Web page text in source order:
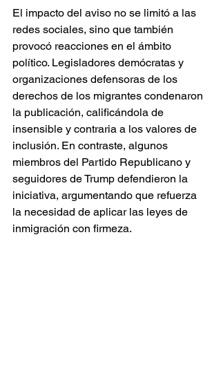
El impacto del aviso no se limitó a las
redes sociales, sino que también
provocó reacciones en el ámbito
político. Legisladores demócratas y
organizaciones defensoras de los
derechos de los migrantes condenaron
la publicación, calificándola de
insensible y contraria a los valores de
inclusión. En contraste, algunos
miembros del Partido Republicano y
seguidores de Trump defendieron la
iniciativa, argumentando que refuerza
la necesidad de aplicar las leyes de
inmigración con firmeza.